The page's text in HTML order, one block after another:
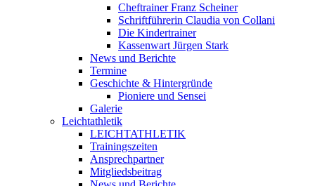
Cheftrainer Franz Scheiner
Schriftführerin Claudia von Collani
Die Kindertrainer
Kassenwart Jürgen Stark
News und Berichte
Termine
Geschichte & Hintergründe
Pioniere und Sensei
Galerie
Leichtathletik
LEICHTATHLETIK
Trainingszeiten
Ansprechpartner
Mitgliedsbeitrag